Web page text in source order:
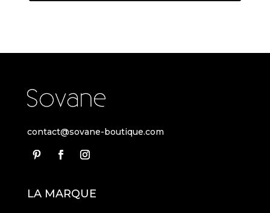
contact@sovane-boutique.com
LA MARQUE